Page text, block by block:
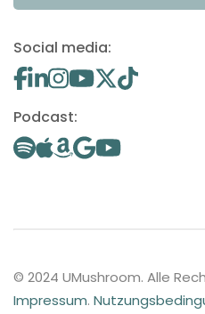
Social media:
Podcast:
© 2024 UMushroom. Alle
Impressum.